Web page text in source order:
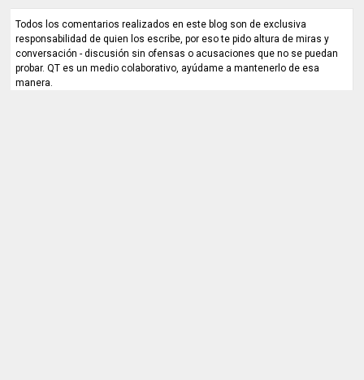
Todos los comentarios realizados en este blog son de exclusiva
responsabilidad de quien los escribe, por eso te pido altura de miras y
conversación - discusión sin ofensas o acusaciones que no se puedan
probar. QT es un medio colaborativo, ayúdame a mantenerlo de esa
manera.